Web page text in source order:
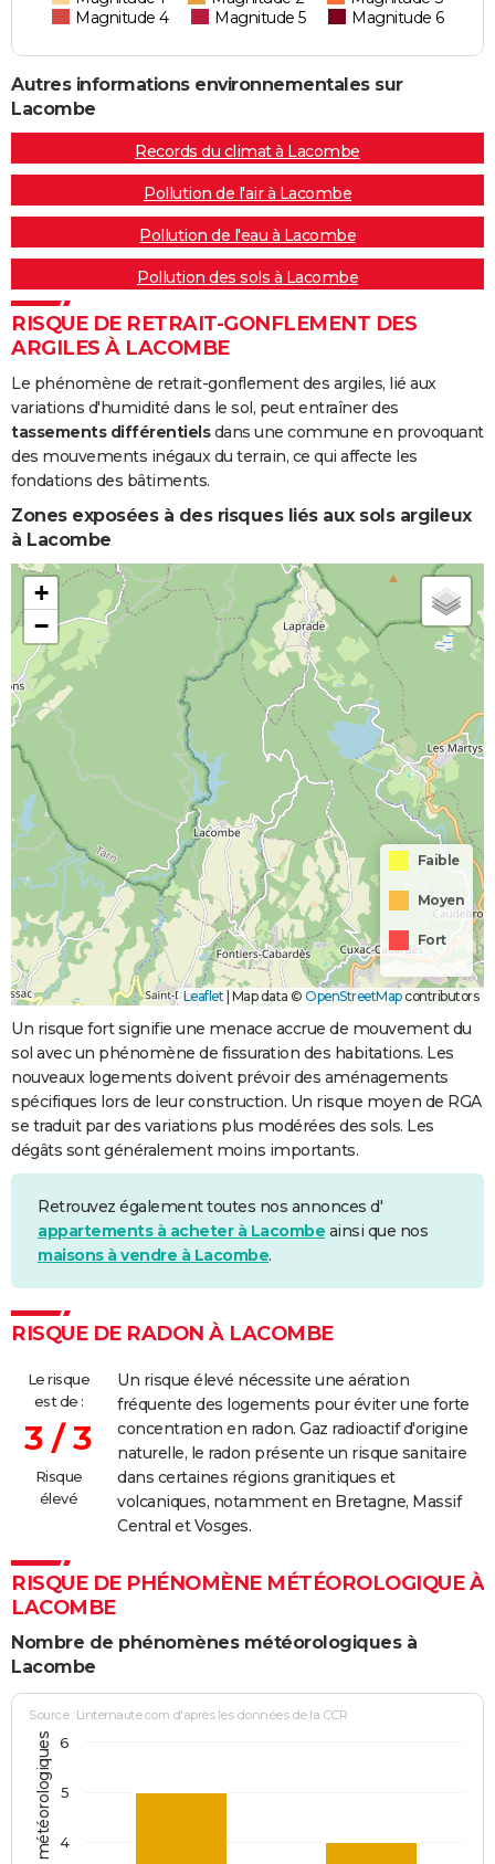
Magnitude 4
Magnitude 5 Magnitude 6
Autres informations environnementales sur
Lacombe
Records du climat à Lacombe
Pollution de l'air à Lacombe
Pollution de l'eau à Lacombe
Pollution des sols à Lacombe
RISQUE DE RETRAIT-GONFLEMENT DES
ARGILES À LACOMBE
Le phénomène de retrait-gonflement des argiles, lié aux
variations d'humidité dans le sol, peut entraîner des
tassements différentielsdans une commune en provoquant
des mouvements inégaux du terrain, ce qui affecte les
fondations des bâtiments.
Zones exposées à des risques liés aux sols argileux
à Lacombe
+
−
Faible
Moyen
Fort
Leaflet | Map data © OpenStreetMapcontributors
Un risque fort signifie une menace accrue de mouvement du
sol avec un phénomène de fissuration des habitations. Les
nouveaux logements doivent prévoir des aménagements
spécifiques lors de leur construction. Un risque moyen de RGA
se traduit par des variations plus modérées des sols. Les
dégâts sont généralement moins importants.
Retrouvez également toutes nos annonces d'
appartements à acheter à Lacombe ainsi que nos
maisons à vendre à Lacombe.
RISQUE DE RADON À LACOMBE
Le risque
est de :
3 / 3
Risque
élevé
Un risque élevé nécessite une aération
fréquente des logements pour éviter une forte
concentration en radon. Gaz radioactif d'origine
naturelle, le radon présente un risque sanitaire
dans certaines régions granitiques et
volcaniques, notamment en Bretagne, Massif
Central et Vosges.
RISQUE DE PHÉNOMÈNE MÉTÉOROLOGIQUE À
LACOMBE
Nombre de phénomènes météorologiques à
Lacombe
Source : Linternaute.com d'après les données de la CCR
4
5
6